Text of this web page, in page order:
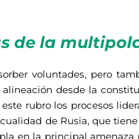
de la
voluntades, pero
desde la
rubro los procesos
de Rusia, que
en la principal